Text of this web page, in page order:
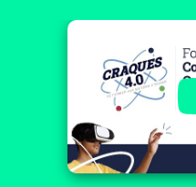
⚛
Contrôleur
Qualité